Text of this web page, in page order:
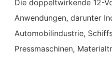
Die doppeltwirkende 12-
Anwendungen, darunter
Automobilindustrie,
Pressmaschinen,